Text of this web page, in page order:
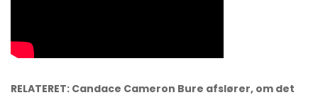
RELATERET: Candace Cameron Bure afslører, om det